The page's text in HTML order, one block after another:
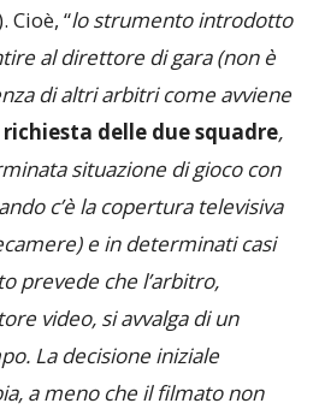
Cioè, “lo strumento introdotto
al direttore di gara (non è
di altri arbitri come avviene
richiesta delle due squadre,
situazione di gioco con
c’è la copertura televisiva
e in determinati casi
prevede che l’arbitro,
video, si avvalga di un
La decisione iniziale
a meno che il filmato non